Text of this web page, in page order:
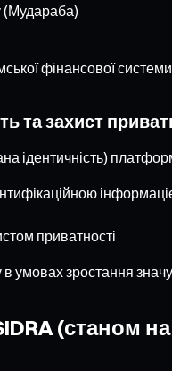
(Мудараба)
фінансової
та захист
ідентичність)
приватності
умовах зростання
(станом